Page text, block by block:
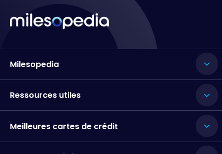
Milesopedia
Ressources utiles
Meilleures cartes de crédit